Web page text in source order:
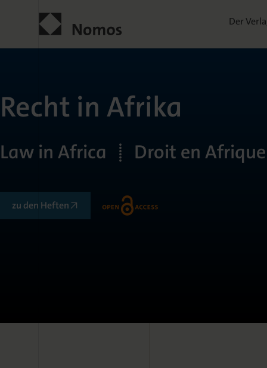
Der
Recht in Afrika
Law in Africa | Droit en Afrique
zu den Heften